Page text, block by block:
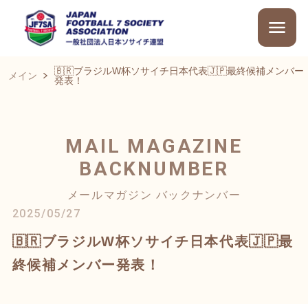
メイン
🇧🇷ブラジルW杯ソサイチ日本代表🇯🇵最終候補メンバー
発表！
MAIL MAGAZINE
BACKNUMBER
メールマガジン バックナンバー
2025/05/27
🇧🇷ブラジルW杯ソサイチ日本代表🇯🇵最
終候補メンバー発表！